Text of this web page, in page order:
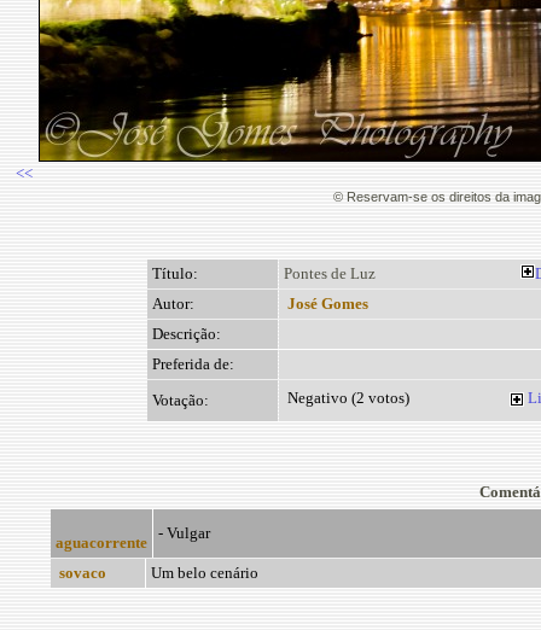
<<
© Reservam-se os direitos da
Título: Pontes de Luz
Autor:
José Gomes
Descrição:
Preferida de:
Votação:
Negativo (2 votos)
aguacorrente
- Vulgar
sovaco Um belo cenário